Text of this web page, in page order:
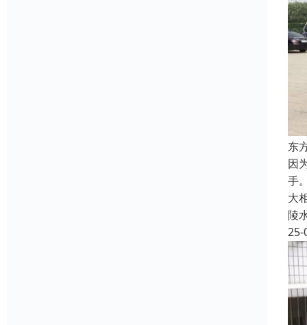
东
因
手
大
陵
25-